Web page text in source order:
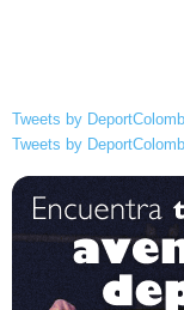
Tweets by
Tweets by